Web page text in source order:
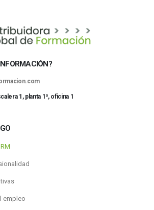
1, planta 1ª, oficina 1
empleo